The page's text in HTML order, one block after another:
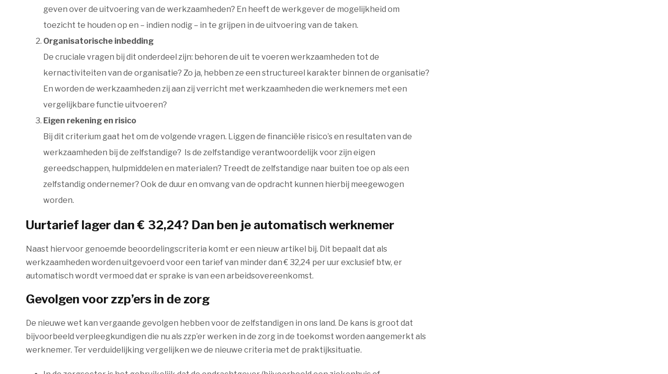
geven over de uitvoering van de werkzaamheden? En heeft de werkgever de mogelijkheid om
toezicht te houden op en – indien nodig – in te grijpen in de uitvoering van de taken.
Organisatorische inbedding
De cruciale vragen bij dit onderdeel zijn: behoren de uit te voeren werkzaamheden tot de
kernactiviteiten van de organisatie? Zo ja, hebben ze een structureel karakter binnen de organisatie?
En worden de werkzaamheden zij aan zij verricht met werkzaamheden die werknemers met een
vergelijkbare functie uitvoeren?
Eigen rekening en risico
Bij dit criterium gaat het om de volgende vragen. Liggen de financiële risico’s en resultaten van de
werkzaamheden bij de zelfstandige? Is de zelfstandige verantwoordelijk voor zijn eigen
gereedschappen, hulpmiddelen en materialen? Treedt de zelfstandige naar buiten toe op als een
zelfstandig ondernemer? Ook de duur en omvang van de opdracht kunnen hierbij meegewogen
worden.
Uurtarief lager dan € 32,24? Dan ben je automatisch werknemer
Naast hiervoor genoemde beoordelingscriteria komt er een nieuw artikel bij. Dit bepaalt dat als
werkzaamheden worden uitgevoerd voor een tarief van minder dan € 32,24 per uur exclusief btw, er
automatisch wordt vermoed dat er sprake is van een arbeidsovereenkomst.
Gevolgen voor zzp’ers in de zorg
De nieuwe wet kan vergaande gevolgen hebben voor de zelfstandigen in ons land. De kans is groot dat
bijvoorbeeld verpleegkundigen die nu als zzp’er werken in de zorg in de toekomst worden aangemerkt als
werknemer. Ter verduidelijking vergelijken we de nieuwe criteria met de praktijksituatie.